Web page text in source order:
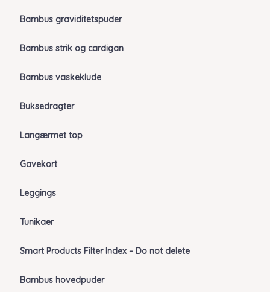
Bambus graviditetspuder
Bambus strik og cardigan
Bambus vaskeklude
Buksedragter
Langærmet top
Gavekort
Leggings
Tunikaer
Smart Products Filter Index – Do not delete
Bambus hovedpuder